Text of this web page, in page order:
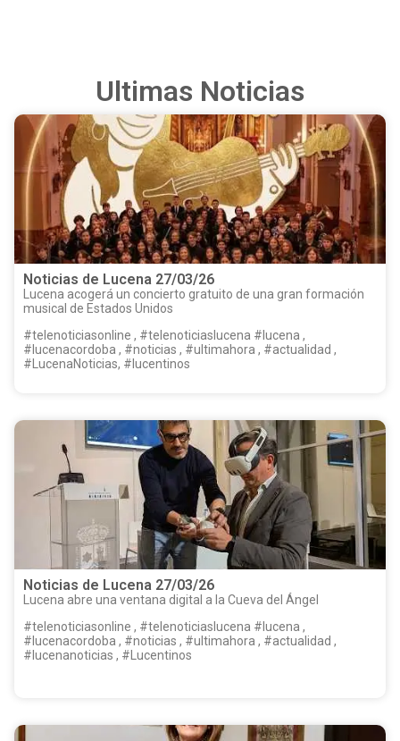
Ultimas Noticias
Noticias de Lucena 27/03/26
Lucena acogerá un concierto gratuito de una gran formación
musical de Estados Unidos
#telenoticiasonline , #telenoticiaslucena #lucena ,
#lucenacordoba , #noticias , #ultimahora , #actualidad ,
#LucenaNoticias, #lucentinos
Noticias de Lucena 27/03/26
Lucena abre una ventana digital a la Cueva del Ángel
#telenoticiasonline , #telenoticiaslucena #lucena ,
#lucenacordoba , #noticias , #ultimahora , #actualidad ,
#lucenanoticias , #Lucentinos